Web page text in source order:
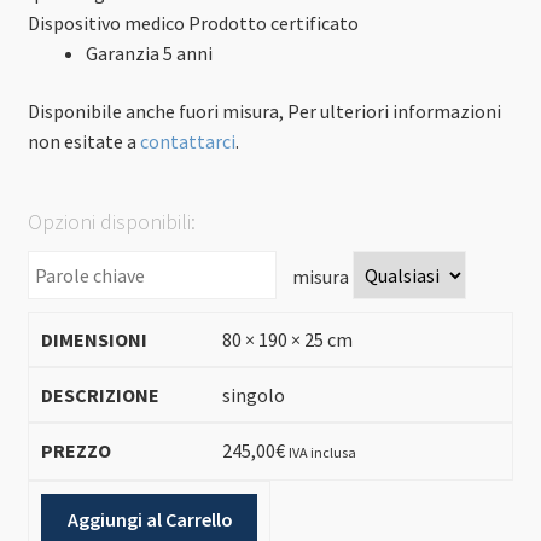
Dispositivo medico Prodotto certificato
Garanzia 5 anni
Disponibile anche fuori misura, Per ulteriori informazioni
non esitate a contattarci.
Opzioni disponibili:
misura
80 × 190 × 25 cm
singolo
245,00€ IVA inclusa
Aggiungi al Carrello